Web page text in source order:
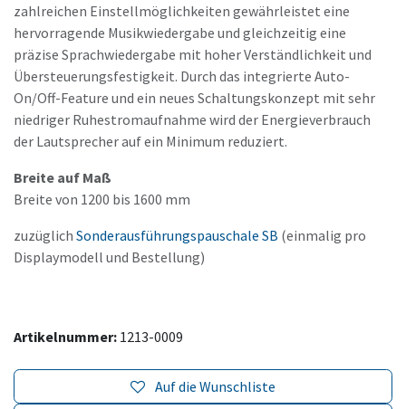
zahlreichen Einstellmöglichkeiten gewährleistet eine
hervorragende Musikwiedergabe und gleichzeitig eine
präzise Sprachwiedergabe mit hoher Verständlichkeit und
Übersteuerungsfestigkeit. Durch das integrierte Auto-
On/Off-Feature und ein neues Schaltungskonzept mit sehr
niedriger Ruhestromaufnahme wird der Energieverbrauch
der Lautsprecher auf ein Minimum reduziert.
Breite auf Maß
Breite von 1200 bis 1600 mm
zuzüglich Sonderausführungspauschale SB (einmalig pro
Displaymodell und Bestellung)
Artikelnummer: 1213-0009
Auf die Wunschliste